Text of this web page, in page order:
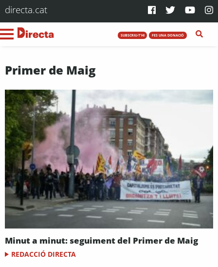
directa.cat
SUBSCRIU-T'HI FES UNA DONACIÓ
Primer de Maig
Minut a minut: seguiment del Primer de Maig
REDACCIÓ DIRECTA